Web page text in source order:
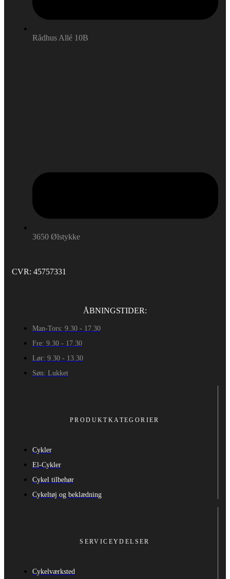
Rådhus Allé 10B
3650 Ølstykke
CVR: 45757331
ÅBNINGSTIDER:
Man-Tors: 9.30 - 17.30
Fre: 9.30 - 17.30
Lør: 9.30 - 13.30
Søn: Lukket
PRODUKTKATEGORIER
Cykler
El-Cykler
Cykel tilbehør
Cykeltøj og beklædning
SERVICEYDELSER
Cykelværksted